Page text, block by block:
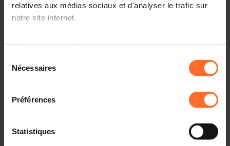
relatives aux médias sociaux et d'analyser le trafic sur
notre site internet.
à l’exception des cookies strictement nécessaires au
fonctionnement du site. Une description des différents
cookies est accessible sous l’onglet « Détails » ci-
dessus.
Il est précisé que la navigation sur le site et certaines
fonctionnalités (ex : lecture de vidéos, partage sur les
Nécessaires
Préférences
Statistiques
Questions et réponses
Conclusion
Cible:
Cadres, Dirigeants, Entrepreneurs